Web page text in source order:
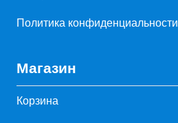
Политика конфиденциальности
Магазин
Корзина